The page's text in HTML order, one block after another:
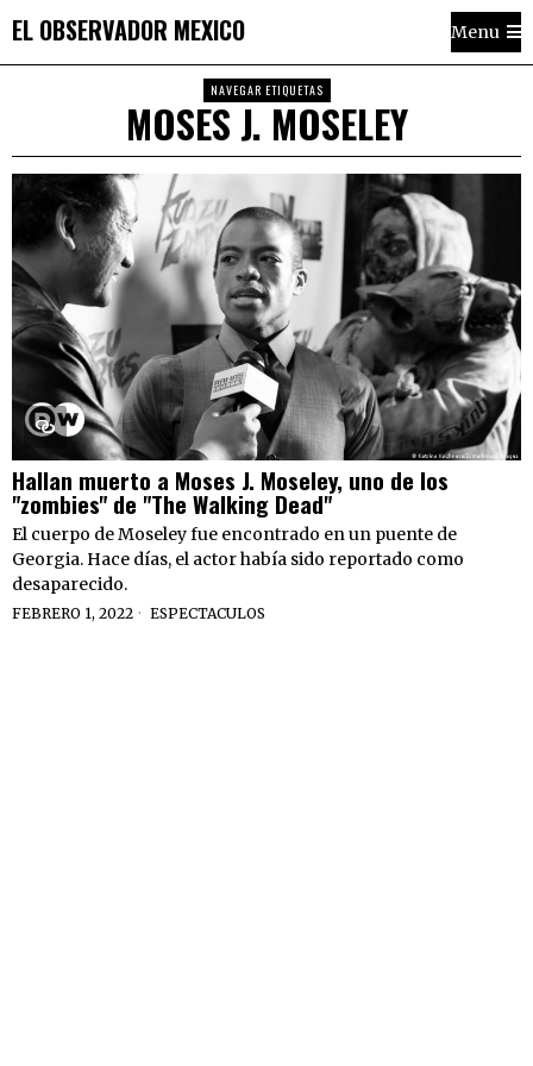
EL OBSERVADOR MEXICO Menu
NAVEGAR ETIQUETAS
MOSES J. MOSELEY
Hallan muerto a Moses J. Moseley, uno de los
"zombies" de "The Walking Dead"
El cuerpo de Moseley fue encontrado en un puente de
Georgia. Hace días, el actor había sido reportado como
desaparecido.
FEBRERO 1, 2022 ESPECTACULOS